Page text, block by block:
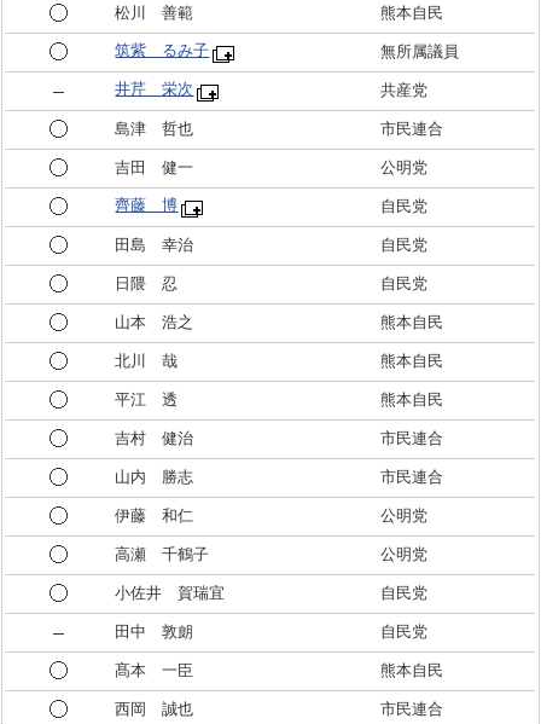
松川 善範 熊本自民
筑紫 るみ子 無所属議員
井芹 栄次 共産党
島津 哲也 市民連合
吉田 健一 公明党
齊藤 博 自民党
田島 幸治 自民党
日隈 忍 自民党
山本 浩之 熊本自民
北川 哉 熊本自民
平江 透 熊本自民
吉村 健治 市民連合
山内 勝志 市民連合
伊藤 和仁 公明党
高瀬 千鶴子 公明党
小佐井 賀瑞宜 自民党
田中 敦朗 自民党
髙本 一臣 熊本自民
西岡 誠也 市民連合